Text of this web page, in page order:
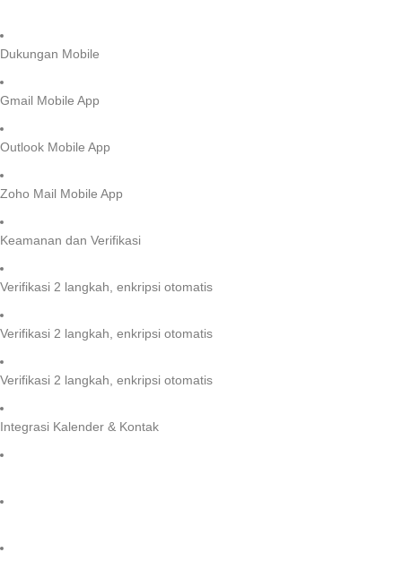
Dukungan Mobile
Gmail Mobile App
Outlook Mobile App
Zoho Mail Mobile App
Keamanan dan Verifikasi
Verifikasi 2 langkah, enkripsi otomatis
Verifikasi 2 langkah, enkripsi otomatis
Verifikasi 2 langkah, enkripsi otomatis
Integrasi Kalender & Kontak